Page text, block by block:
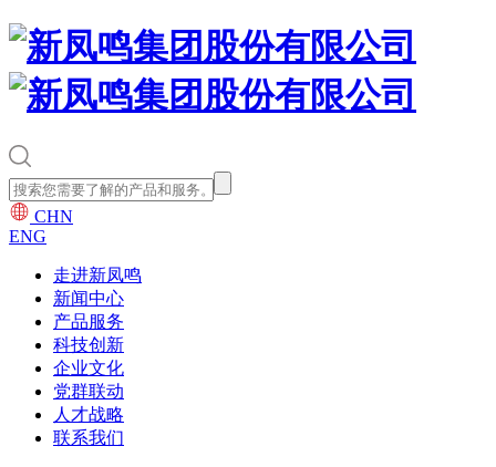
CHN
ENG
走进新凤鸣
新闻中心
产品服务
科技创新
企业文化
党群联动
人才战略
联系我们